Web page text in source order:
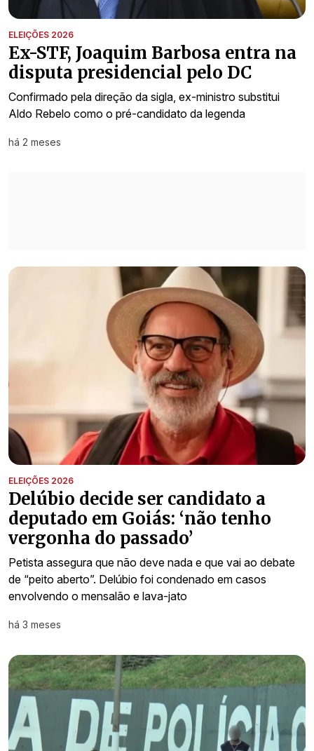
ELEIÇÕES 2026
Ex-STF, Joaquim Barbosa entra na
disputa presidencial pelo DC
Confirmado pela direção da sigla, ex-ministro substitui
Aldo Rebelo como o pré-candidato da legenda
há 2 meses
ELEIÇÕES 2026
Delúbio decide ser candidato a
deputado em Goiás: ‘não tenho
vergonha do passado’
Petista assegura que não deve nada e que vai ao debate
de “peito aberto”. Delúbio foi condenado em casos
envolvendo o mensalão e lava-jato
há 3 meses